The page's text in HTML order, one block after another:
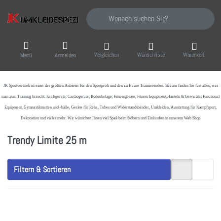
Geben Sie einen Suchbegriff ein. Während
Menü Anmelden Vergleichen Wunschliste Warenkorb
JK Sportvertrieb ist einer der größten Anbieter für den Sportprofi und den zu Hause Trainierenden. Bei uns finden Sie fast alles, was
man zum Training braucht: Kraftgeräte, Cardiogeräte, Bodenbeläge, Fitnessgeräte, Fitness Equipment,Hanteln & Gewichte, Functional
Equipment, Gymnastikmatten und -bälle, Geräte für Reha, Tubes und Widerstandsbänder, Umkleiden, Ausstattung für Kampfsport,
Dekoration und vieles mehr. Wir wünschen Ihnen viel Spaß beim Stöbern und Einkaufen in unserem Web Shop
Trendy Limite 25 m
Filtern & Sortieren